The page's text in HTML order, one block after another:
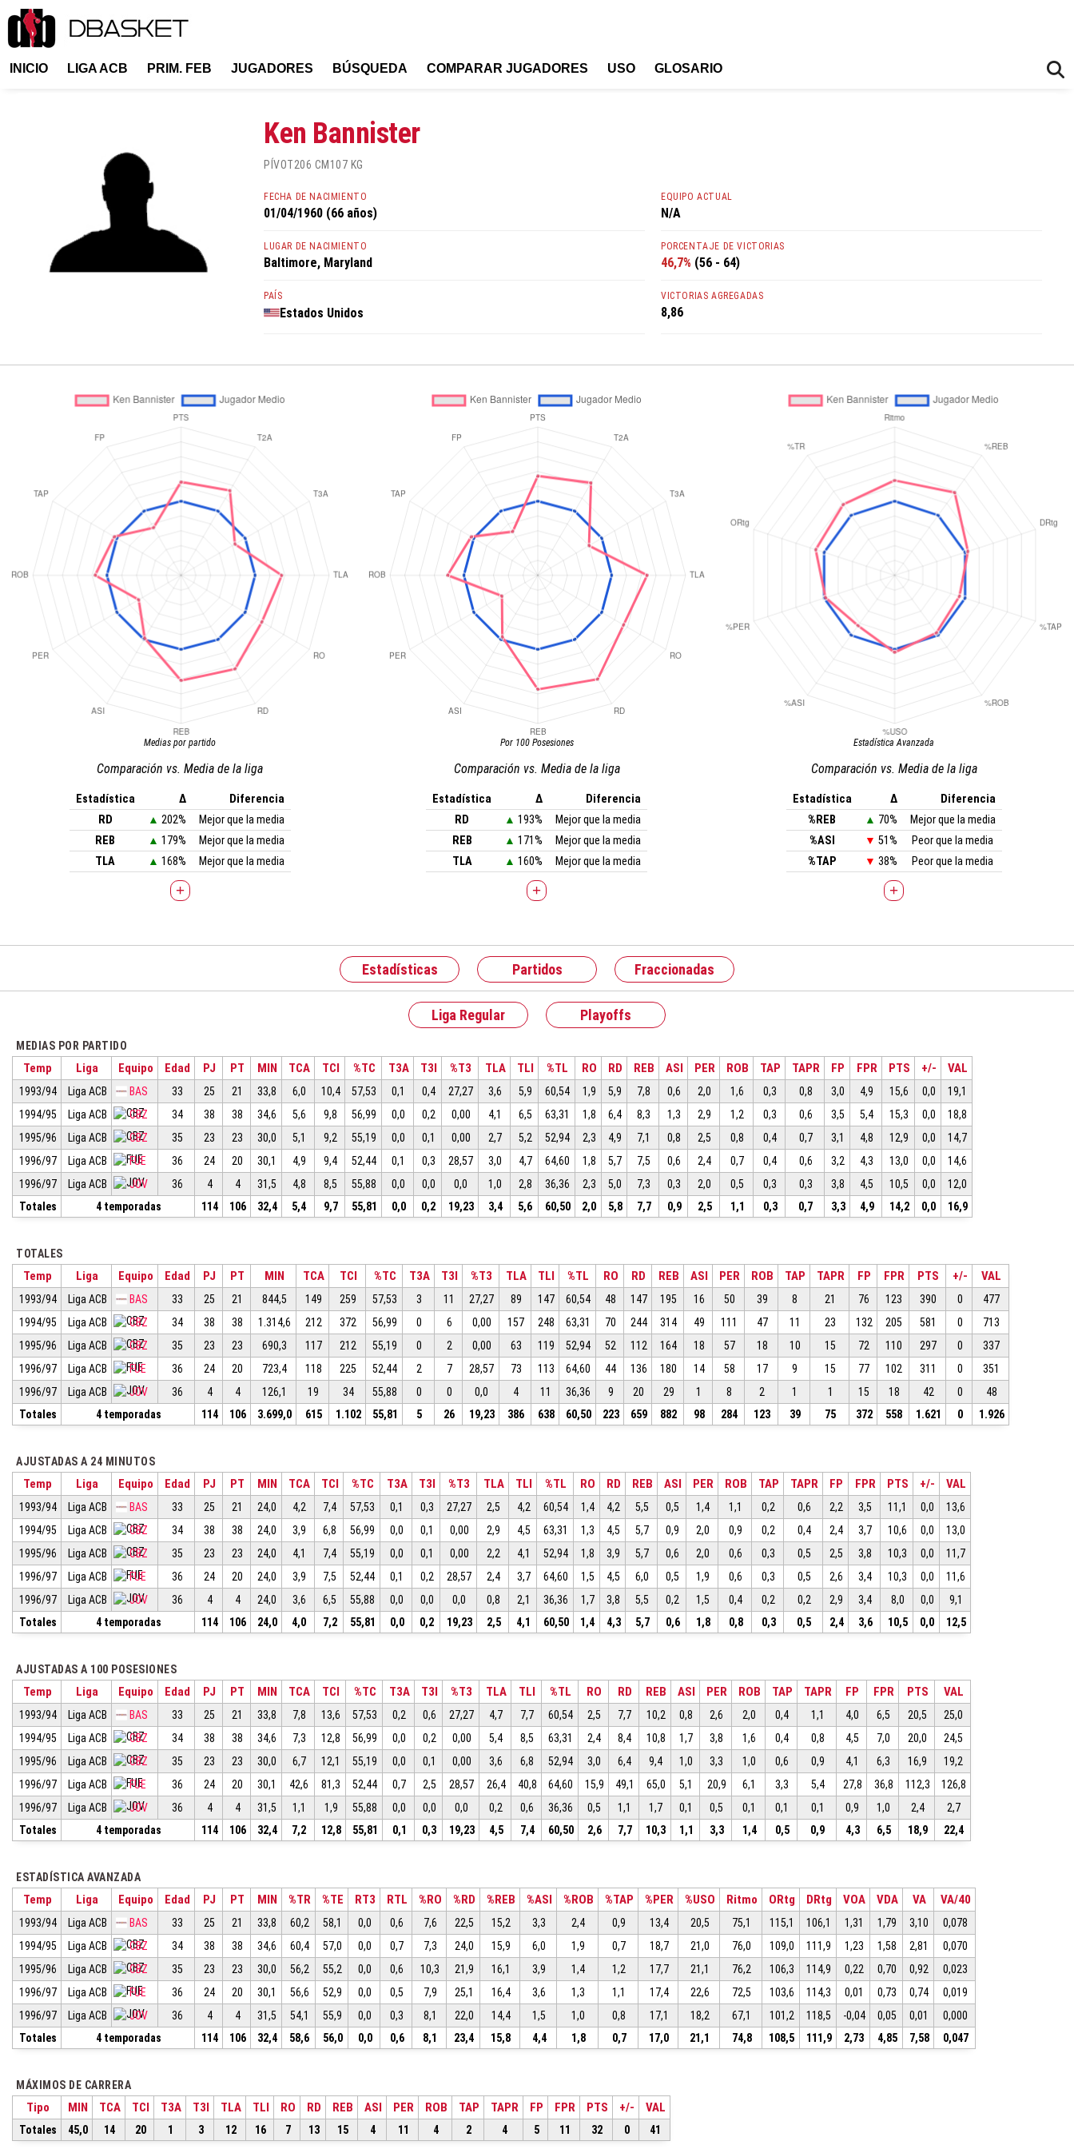
INICIO LIGA ACB PRIM. FEB JUGADORES BÚSQUEDA COMPARAR JUGADORES USO GLOSARIO
Ken Bannister
PÍVOT206 CM 107 KG
FECHA DE NACIMIENTO
01/04/1960 (66 años)
LUGAR DE NACIMIENTO
Baltimore, Maryland
PAÍS
Estados Unidos
EQUIPO ACTUAL
N/A
PORCENTAJE DE VICTORIAS
46,7% (56 - 64)
VICTORIAS AGREGADAS
8,86
Medias por partido
Comparación vs. Media de la liga
Estadística Δ
Diferencia
RD
▲ 202%
Mejor que la media
REB
▲ 179%
Mejor que la media
TLA
▲ 168% Mejor que la media
+
Por 100 Posesiones
Comparación vs. Media de la liga
Estadística Δ
Diferencia
RD
▲ 193%
Mejor que la media
REB
▲ 171%
Mejor que la media
TLA
▲ 160% Mejor que la media
+
Estadística Avanzada
Comparación vs. Media de la liga
Estadística Δ
Diferencia
%REB
▲ 70%
Mejor que la media
%ASI
▼ 51%
Peor que la media
%TAP
▼ 38% Peor que la media
+
Estadísticas Partidos Fraccionadas
Liga Regular Playoffs
MEDIAS POR PARTIDO
Temp Liga Equipo Edad PJ PT MIN TCA TCI %TC T3A T3I %T3 TLA TLI %TL RO RD REB ASI PER ROB TAP TAPR FP FPR PTS +/- VAL
1993/94 Liga ACB BAS 33 25 21 33,8 6,0 10,4 57,53 0,1 0,4 27,27 3,6 5,9 60,54 1,9 5,9 7,8 0,6 2,0 1,6 0,3 0,8 3,0 4,9 15,6 0,0
19,1
1994/95
Liga ACB CBZ 34 38 38 34,6 5,6 9,8 56,99 0,0 0,2 0,00 4,1 6,5 63,31 1,8 6,4 8,3 1,3 2,9 1,2 0,3 0,6 3,5 5,4 15,3 0,0
18,8
1995/96
Liga ACB CBZ 35 23 23 30,0 5,1 9,2 55,19 0,0 0,1 0,00 2,7 5,2 52,94 2,3 4,9 7,1 0,8 2,5 0,8 0,4 0,7 3,1 4,8 12,9 0,0
14,7
1996/97
Liga ACB FUE 36 24 20 30,1 4,9 9,4 52,44 0,1 0,3 28,57 3,0 4,7 64,60 1,8 5,7 7,5 0,6 2,4 0,7 0,4 0,6 3,2 4,3 13,0 0,0
14,6
1996/97
Liga ACB JOV 36 4 4 31,5 4,8 8,5 55,88 0,0 0,0 0,0 1,0 2,8 36,36 2,3 5,0 7,3 0,3 2,0 0,5 0,3 0,3 3,8 4,5 10,5 0,0
12,0
Totales
4 temporadas 114 106 32,4 5,4 9,7 55,81 0,0 0,2 19,23 3,4 5,6 60,50 2,0 5,8 7,7 0,9 2,5 1,1 0,3 0,7 3,3 4,9 14,2 0,0 16,9
TOTALES
Temp Liga Equipo Edad PJ PT MIN TCA TCI %TC T3A T3I %T3 TLA TLI %TL RO RD REB ASI PER ROB TAP TAPR FP FPR PTS +/- VAL
1993/94 Liga ACB BAS 33 25 21 844,5 149 259 57,53 3 11 27,27 89 147 60,54 48 147 195 16 50 39 8 21 76 123 390 0
477
1994/95
Liga ACB CBZ 34 38 38 1.314,6 212 372 56,99 0 6 0,00 157 248 63,31 70 244 314 49 111 47 11 23 132 205 581 0
713
1995/96
Liga ACB CBZ 35 23 23 690,3 117 212 55,19 0 2 0,00 63 119 52,94 52 112 164 18 57 18 10 15 72 110 297 0
337
1996/97
Liga ACB FUE 36 24 20 723,4 118 225 52,44 2 7 28,57 73 113 64,60 44 136 180 14 58 17 9 15 77 102 311 0
351
1996/97
Liga ACB JOV 36 4 4 126,1 19 34 55,88 0 0 0,0 4 11 36,36 9 20 29 1 8 2 1 1 15 18 42 0
48
Totales
4 temporadas 114 106 3.699,0 615 1.102 55,81 5 26 19,23 386 638 60,50 223 659 882 98 284 123 39 75 372 558 1.621 0 1.926
AJUSTADAS A 24 MINUTOS
Temp Liga Equipo Edad PJ PT MIN TCA TCI %TC T3A T3I %T3 TLA TLI %TL RO RD REB ASI PER ROB TAP TAPR FP FPR PTS +/- VAL
1993/94 Liga ACB BAS 33 25 21 24,0 4,2 7,4 57,53 0,1 0,3 27,27 2,5 4,2 60,54 1,4 4,2 5,5 0,5 1,4 1,1 0,2 0,6 2,2 3,5 11,1 0,0
13,6
1994/95
Liga ACB CBZ 34 38 38 24,0 3,9 6,8 56,99 0,0 0,1 0,00 2,9 4,5 63,31 1,3 4,5 5,7 0,9 2,0 0,9 0,2 0,4 2,4 3,7 10,6 0,0
13,0
1995/96
Liga ACB CBZ 35 23 23 24,0 4,1 7,4 55,19 0,0 0,1 0,00 2,2 4,1 52,94 1,8 3,9 5,7 0,6 2,0 0,6 0,3 0,5 2,5 3,8 10,3 0,0
11,7
1996/97
Liga ACB FUE 36 24 20 24,0 3,9 7,5 52,44 0,1 0,2 28,57 2,4 3,7 64,60 1,5 4,5 6,0 0,5 1,9 0,6 0,3 0,5 2,6 3,4 10,3 0,0
11,6
1996/97
Liga ACB JOV 36 4 4 24,0 3,6 6,5 55,88 0,0 0,0 0,0 0,8 2,1 36,36 1,7 3,8 5,5 0,2 1,5 0,4 0,2 0,2 2,9 3,4 8,0 0,0
9,1
Totales
4 temporadas 114 106 24,0 4,0 7,2 55,81 0,0 0,2 19,23 2,5 4,1 60,50 1,4 4,3 5,7 0,6 1,8 0,8 0,3 0,5 2,4 3,6 10,5 0,0 12,5
AJUSTADAS A 100 POSESIONES
Temp Liga Equipo Edad PJ PT MIN TCA TCI %TC T3A T3I %T3 TLA TLI %TL RO RD REB ASI PER ROB TAP TAPR FP FPR PTS VAL
1993/94 Liga ACB BAS 33 25 21 33,8 7,8 13,6 57,53 0,2 0,6 27,27 4,7 7,7 60,54 2,5 7,7 10,2 0,8 2,6 2,0 0,4 1,1 4,0 6,5 20,5
25,0
1994/95
Liga ACB CBZ 34 38 38 34,6 7,3 12,8 56,99 0,0 0,2 0,00 5,4 8,5 63,31 2,4 8,4 10,8 1,7 3,8 1,6 0,4 0,8 4,5 7,0 20,0
24,5
1995/96
Liga ACB CBZ 35 23 23 30,0 6,7 12,1 55,19 0,0 0,1 0,00 3,6 6,8 52,94 3,0 6,4 9,4 1,0 3,3 1,0 0,6 0,9 4,1 6,3 16,9
19,2
1996/97
Liga ACB FUE 36 24 20 30,1 42,6 81,3 52,44 0,7 2,5 28,57 26,4 40,8 64,60 15,9 49,1 65,0 5,1 20,9 6,1 3,3 5,4 27,8 36,8 112,3
126,8
1996/97
Liga ACB JOV 36 4 4 31,5 1,1 1,9 55,88 0,0 0,0 0,0 0,2 0,6 36,36 0,5 1,1 1,7 0,1 0,5 0,1 0,1 0,1 0,9 1,0 2,4
2,7
Totales
4 temporadas 114 106 32,4 7,2 12,8 55,81 0,1 0,3 19,23 4,5 7,4 60,50 2,6 7,7 10,3 1,1 3,3 1,4 0,5 0,9 4,3 6,5 18,9 22,4
ESTADÍSTICA AVANZADA
Temp Liga Equipo Edad PJ PT MIN %TR %TE RT3 RTL %RO %RD %REB %ASI %ROB %TAP %PER %USO Ritmo ORtg DRtg VOA VDA VA VA/40
1993/94 Liga ACB BAS 33 25 21 33,8 60,2 58,1 0,0 0,6 7,6 22,5 15,2 3,3 2,4 0,9 13,4 20,5 75,1 115,1 106,1 1,31 1,79 3,10
0,078
1994/95
Liga ACB CBZ 34 38 38 34,6 60,4 57,0 0,0 0,7 7,3 24,0 15,9 6,0 1,9 0,7 18,7 21,0 76,0 109,0 111,9 1,23 1,58 2,81
0,070
1995/96
Liga ACB CBZ 35 23 23 30,0 56,2 55,2 0,0 0,6 10,3 21,9 16,1 3,9 1,4 1,2 17,7 21,1 76,2 106,3 114,9 0,22 0,70 0,92
0,023
1996/97
Liga ACB FUE 36 24 20 30,1 56,6 52,9 0,0 0,5 7,9 25,1 16,4 3,6 1,3 1,1 17,4 22,6 72,5 103,6 114,3 0,01 0,73 0,74
0,019
1996/97
Liga ACB JOV 36 4 4 31,5 54,1 55,9 0,0 0,3 8,1 22,0 14,4 1,5 1,0 0,8 17,1 18,2 67,1 101,2 118,5 -0,04 0,05 0,01
0,000
Totales
4 temporadas 114 106 32,4 58,6 56,0 0,0 0,6 8,1 23,4 15,8 4,4 1,8 0,7 17,0 21,1 74,8 108,5 111,9 2,73 4,85 7,58 0,047
MÁXIMOS DE CARRERA
Tipo MIN TCA TCI T3A T3I TLA TLI RO RD REB ASI PER ROB TAP TAPR FP FPR PTS +/- VAL
Totales 45,0 14 20 1 3 12 16 7 13 15 4 11 4 2 4 5 11 32 0 41